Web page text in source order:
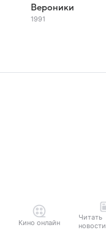
Вероники
1991
Кино онлайн
Читать
новости